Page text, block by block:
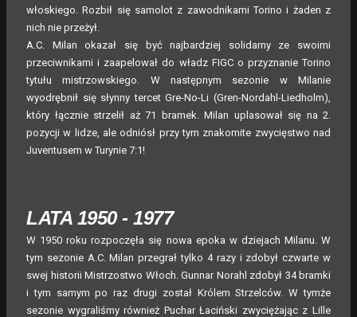
włoskiego. Rozbił się samolot z zawodnikami Torino i żaden z
nich nie przeżył.
A.C. Milan okazał się być najbardziej solidarny ze swoimi
przeciwnikami i zaapelował do władz FIGC o przyznanie Torino
tytułu mistrzowskiego. W następnym sezonie w Milanie
wyodrębnił się słynny tercet Gre-No-Li (Gren-Nordahl-Liedholm),
który łącznie strzelił aż 71 bramek. Milan uplasował się na 2.
pozycji w lidze, ale odniósł przy tym znakomite zwycięstwo nad
Juventusem w Turynie 7:1!
LATA 1950 - 1977
W 1950 roku rozpoczęła się nowa epoka w dziejach Milanu. W
tym sezonie A.C. Milan przegrał tylko 4 razy i zdobył czwarte w
swej historii Mistrzostwo Włoch. Gunnar Norahl zdobył 34 bramki
i tym samym po raz drugi został Królem Strzelców. W tymże
sezonie wygraliśmy również Puchar Łaciński zwyciężając z Lille